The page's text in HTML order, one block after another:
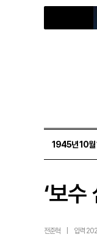
1945년 10월
‘보
전준혁 입력